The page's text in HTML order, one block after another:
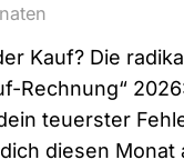
Kauf? Die
Rechnung“
teuerster
diesen Monat